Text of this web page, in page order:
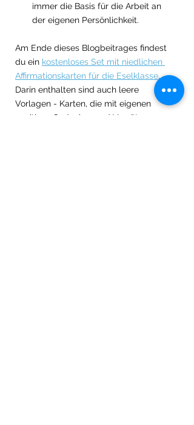
immer die Basis für die Arbeit an
der eigenen Persönlichkeit.
Am Ende dieses Blogbeitrages findest
du ein kostenloses Set mit niedlichen
Affirmationskarten für die Eselklasse.
Darin enthalten sind auch leere
Vorlagen - Karten, die mit eigenen
positiven Gedanken und Vorsätzen zum